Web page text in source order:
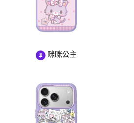
咪咪公主